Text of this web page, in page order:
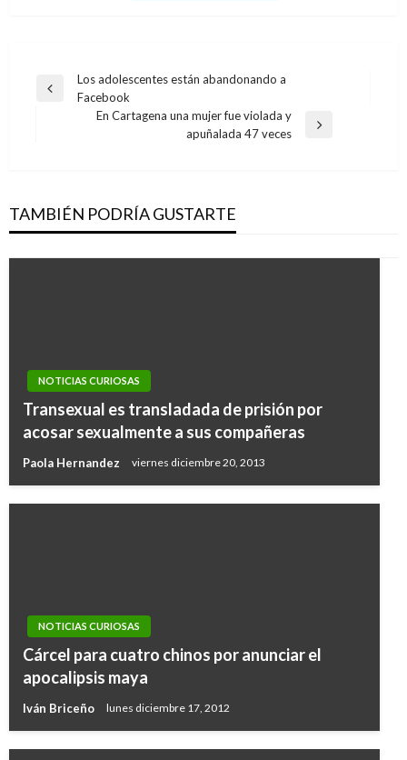
Navegación
Entrada
Los adolescentes están abandonando a
Facebook
En Cartagena una mujer fue violada y
apuñalada 47 veces
TAMBIÉN PODRÍA GUSTARTE
NOTICIAS CURIOSAS
Transexual es transladada de prisión por
acosar sexualmente a sus compañeras
Paola Hernandez viernes diciembre 20, 2013
NOTICIAS CURIOSAS
Cárcel para cuatro chinos por anunciar el
apocalipsis maya
Iván Briceño lunes diciembre 17, 2012